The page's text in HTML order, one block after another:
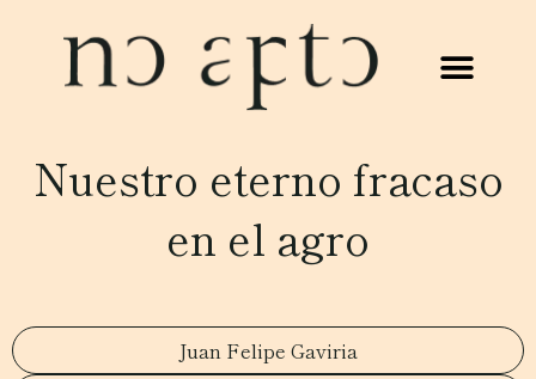
Nuestro eterno fracaso
en el agro
Juan Felipe Gaviria